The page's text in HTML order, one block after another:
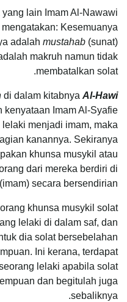
lain Imam Al-Nawawi
mengatakan: Kesemuanya
adalah mustahab (sunat)
makruh namun tidak
membatalkan solat.
di dalam kitabnya Al-Hawi
kenyataan Imam Al-Syafie
menjadi imam, maka
kanannya. Sekiranya
khunsa musykil atau
dari mereka berdiri di
secara bersendirian
khunsa musykil solat
lelaki di dalam saf, dan
dia solat bersebelahan
Ini kerana, terdapat
lelaki apabila solat
dan begitulah juga
sebaliknya.